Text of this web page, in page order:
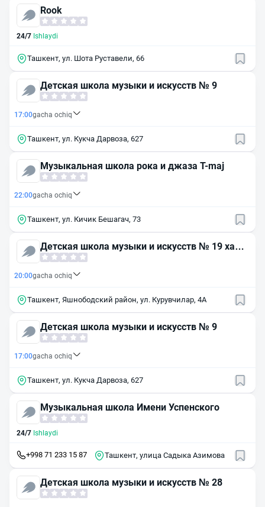
Rook
24/7 Ishlaydi
Ташкент, ул. Шота Руставели, 66
Детская школа музыки и искусств № 9
17:00gacha ochiq
Ташкент, ул. Кукча Дарвоза, 627
Музыкальная школа рока и джаза T-maj
22:00gacha ochiq
Ташкент, ул. Кичик Бешагач, 73
Детская школа музыки и искусств № 19 хамз
инского района
20:00gacha ochiq
Ташкент, Яшнободский район, ул. Курувчилар, 4А
Детская школа музыки и искусств № 9
17:00gacha ochiq
Ташкент, ул. Кукча Дарвоза, 627
Музыкальная школа Имени Успенского
24/7 Ishlaydi
+998 71 233 15 87 Ташкент, улица Садыка Азимова
Детская школа музыки и искусств № 28